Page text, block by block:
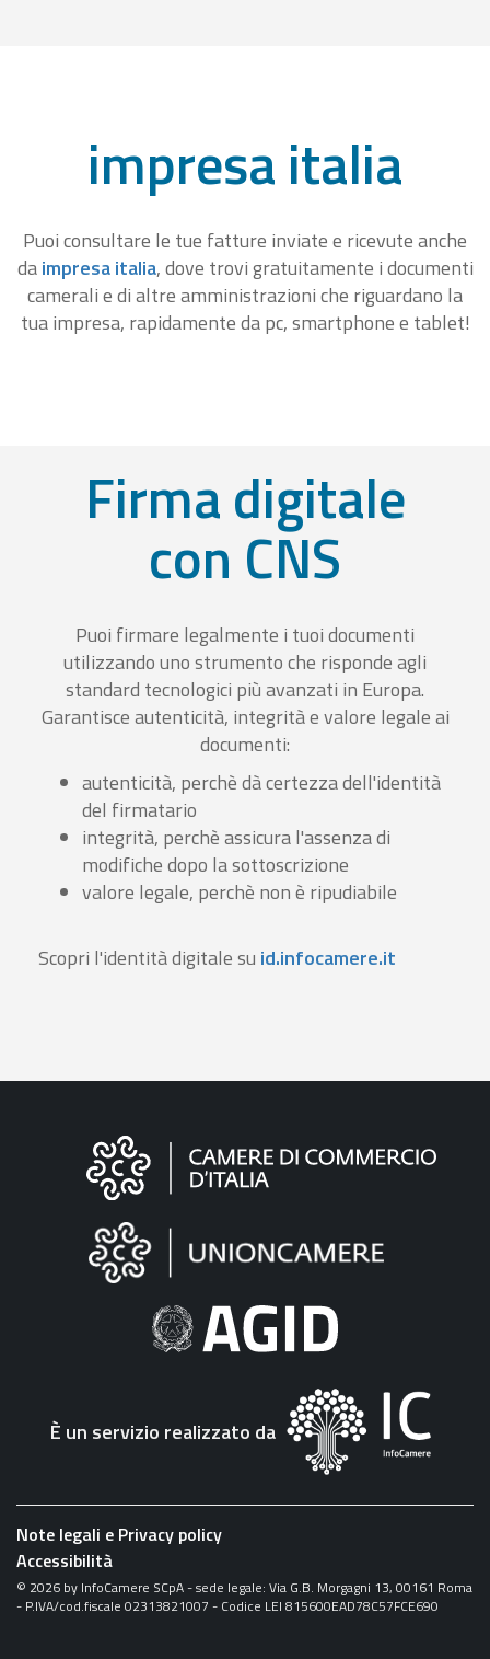
impresa italia
Puoi consultare le tue fatture inviate e ricevute anche
daimpresa italia, dove trovi gratuitamente i documenti
camerali e di altre amministrazioni che riguardano la
tua impresa, rapidamente da pc, smartphone e tablet!
Firma digitale
con CNS
Puoi firmare legalmente i tuoi documenti
utilizzando uno strumento che risponde agli
standard tecnologici più avanzati in Europa.
Garantisce autenticità, integrità e valore legale ai
documenti:
autenticità, perchè dà certezza dell'identità
del firmatario
integrità, perchè assicura l'assenza di
modifiche dopo la sottoscrizione
valore legale, perchè non è ripudiabile
Scopri l'identità digitale su id.infocamere.it
Informazioni
"Fattura
Elettronica"
È un servizio realizzato da
Note legali e Privacy policy
Accessibilità
© 2026 by InfoCamere SCpA - sede legale: Via G.B. Morgagni 13, 00161 Roma
- P.IVA/cod.fiscale 02313821007 - Codice LEI 815600EAD78C57FCE690